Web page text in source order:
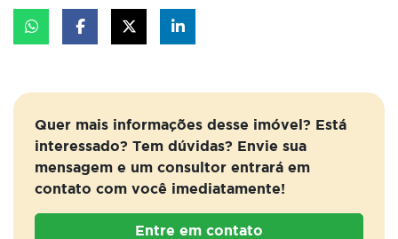
Quer mais informações desse imóvel? Está
interessado? Tem dúvidas? Envie sua
mensagem e um consultor entrará em
contato com você imediatamente!
Entre em contato